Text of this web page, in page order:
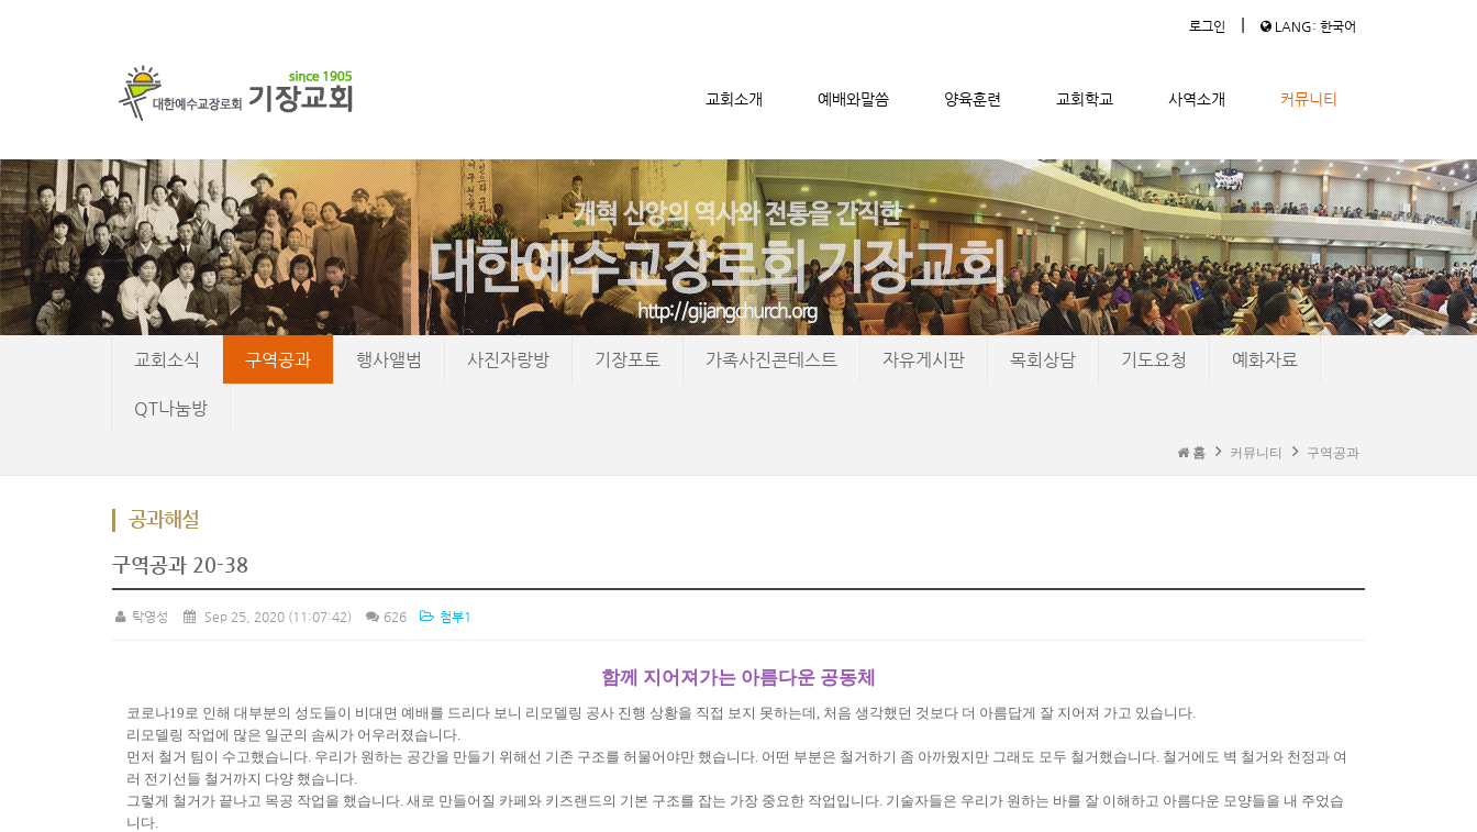
로그인 | LANG: 한국어
교회소개 예배와말씀 양육훈련 교회학교 사역소개 커뮤니티
메뉴 건너뛰기
교회소식 구역공과 행사앨범 사진자랑방 기장포토 가족사진콘테스트 자유게시판 목회상담 기도요청 예화자료
QT나눔방
홈 커뮤니티 구역공과
공과해설
구역공과 20-38
탁영성 Sep 25, 2020 (11:07:42) 626 첨부1
함께 지어져가는 아름다운 공동체
코로나19로 인해 대부분의 성도들이 비대면 예배를 드리다 보니 리모델링 공사 진행 상황을 직접 보지 못하는데 , 처음 생각했던 것보다 더 아름답게 잘 지어져 가고 있습니다.
리모델링 작업에 많은 일군의 솜씨가 어우러졌습니다.
먼저 철거 팀이 수고했습니다. 우리가 원하는 공간을 만들기 위해선 기존 구조를 허물어야만 했습니다. 어떤 부분은 철거하기 좀 아까웠지만 그래도 모두 철거했습니다. 철거에도 벽 철거와 천정과 여
러 전기선들 철거까지 다양 했습니다.
그렇게 철거가 끝나고 목공 작업을 했습니다.새로 만들어질 카페와 키즈랜드의 기본 구조를 잡는 가장 중요한 작업입니다. 기술자들은 우리가 원하는 바를 잘 이해하고 아름다운 모양들을 내 주었습
니다.